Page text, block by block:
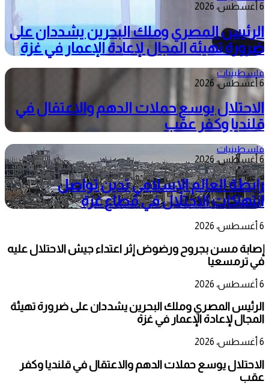
6 أغسطس، 2026
الرئيس المصري وملك البحرين يشددان على
ضرورة تهيئة المجال لإعادة الإعمار في غزة
فلسطينيات
6 أغسطس، 2026
الاحتلال يوسع حملات الدهم والاعتقال في
قلنديا وكفر عقب
فلسطينيات
6 أغسطس، 2026
رابطة العالم الإسلامي تدين تواصل
انتهاكات الاحتلال في قطاع غزة
6 أغسطس، 2026
إصابة مسن بجروح ورضوض إثر اعتداء جيش الاحتلال عليه
في ترمسعيا
6 أغسطس، 2026
الرئيس المصري وملك البحرين يشددان على ضرورة تهيئة
المجال لإعادة الإعمار في غزة
6 أغسطس، 2026
الاحتلال يوسع حملات الدهم والاعتقال في قلنديا وكفر
عقب